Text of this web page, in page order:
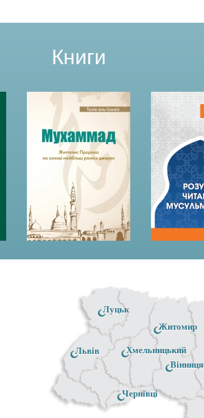
Книги
Житомир
Чернівці
Хмельницький
Луцьк
Вінниця
Львів